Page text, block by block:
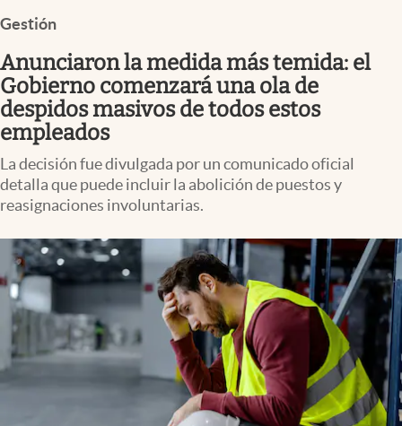
Espiritual
Streaming
PC y mobile
Lifestyle
Gestión
Anunciaron la medida más temida: el
Gobierno comenzará una ola de
despidos masivos de todos estos
empleados
La decisión fue divulgada por un comunicado oficial
detalla que puede incluir la abolición de puestos y
reasignaciones involuntarias.